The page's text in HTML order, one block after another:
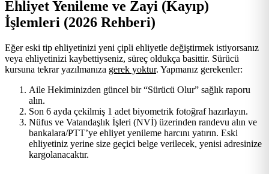
Ehliyet Yenileme ve Zayi (Kayıp)
İşlemleri (2026 Rehberi)
Eğer eski tip ehliyetinizi yeni çipli ehliyetle değiştirmek istiyorsanız
veya ehliyetinizi kaybettiyseniz, süreç oldukça basittir. Sürücü
kursuna tekrar yazılmanıza gerek yoktur. Yapmanız gerekenler:
Aile Hekiminizden güncel bir “Sürücü Olur” sağlık raporu
alın.
Son 6 ayda çekilmiş 1 adet biyometrik fotoğraf hazırlayın.
Nüfus ve Vatandaşlık İşleri (NVİ) üzerinden randevu alın ve
bankalara/PTT’ye ehliyet yenileme harcını yatırın. Eski
ehliyetiniz yerine size geçici belge verilecek, yenisi adresinize
kargolanacaktır.